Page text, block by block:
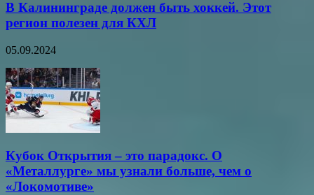
В Калининграде должен быть хоккей. Этот
регион полезен для КХЛ
05.09.2024
Кубок Открытия – это парадокс. О
«Металлурге» мы узнали больше, чем о
«Локомотиве»